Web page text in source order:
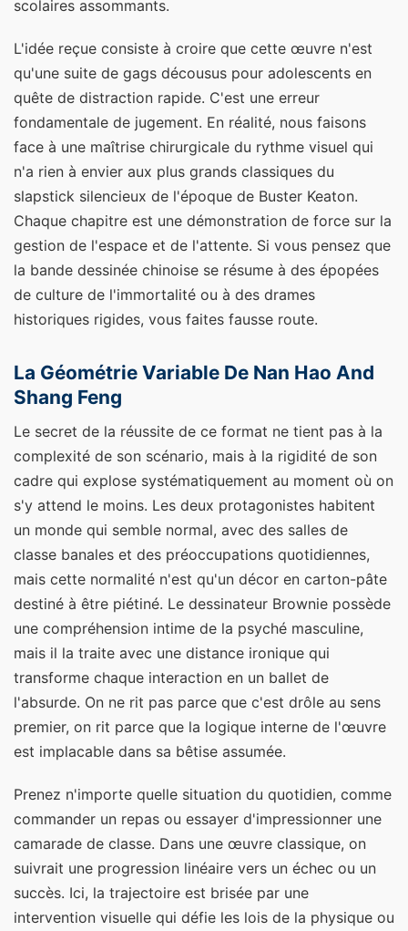
scolaires assommants.
L'idée reçue consiste à croire que cette œuvre n'est
qu'une suite de gags décousus pour adolescents en
quête de distraction rapide. C'est une erreur
fondamentale de jugement. En réalité, nous faisons
face à une maîtrise chirurgicale du rythme visuel qui
n'a rien à envier aux plus grands classiques du
slapstick silencieux de l'époque de Buster Keaton.
Chaque chapitre est une démonstration de force sur la
gestion de l'espace et de l'attente. Si vous pensez que
la bande dessinée chinoise se résume à des épopées
de culture de l'immortalité ou à des drames
historiques rigides, vous faites fausse route.
La Géométrie Variable De Nan Hao And
Shang Feng
Le secret de la réussite de ce format ne tient pas à la
complexité de son scénario, mais à la rigidité de son
cadre qui explose systématiquement au moment où on
s'y attend le moins. Les deux protagonistes habitent
un monde qui semble normal, avec des salles de
classe banales et des préoccupations quotidiennes,
mais cette normalité n'est qu'un décor en carton-pâte
destiné à être piétiné. Le dessinateur Brownie possède
une compréhension intime de la psyché masculine,
mais il la traite avec une distance ironique qui
transforme chaque interaction en un ballet de
l'absurde. On ne rit pas parce que c'est drôle au sens
premier, on rit parce que la logique interne de l'œuvre
est implacable dans sa bêtise assumée.
Prenez n'importe quelle situation du quotidien, comme
commander un repas ou essayer d'impressionner une
camarade de classe. Dans une œuvre classique, on
suivrait une progression linéaire vers un échec ou un
succès. Ici, la trajectoire est brisée par une
intervention visuelle qui défie les lois de la physique ou